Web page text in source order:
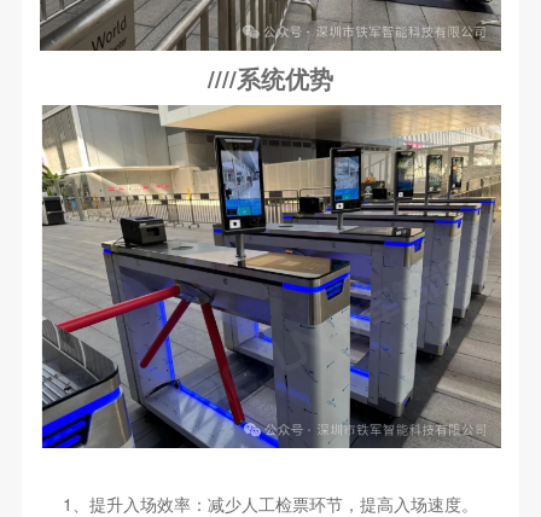
////系统优势
1、提升入场效率：减少人工检票环节，提高入场速度。